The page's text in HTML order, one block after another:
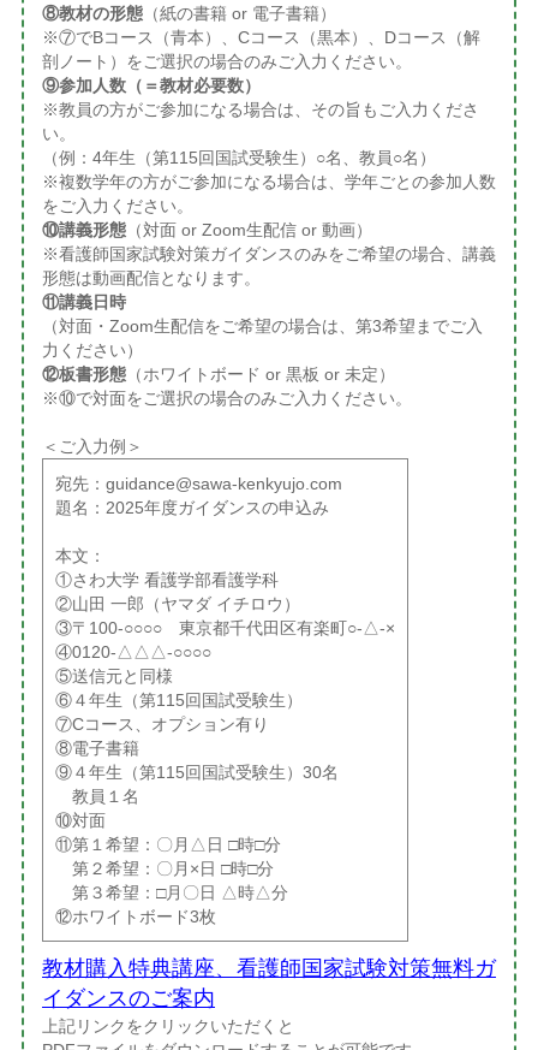
⑧教材の形態 （紙の書籍 or 電子書籍）
※⑦でBコース（青本）、Cコース（黒本）、Dコース（解
剖ノート）をご選択の場合のみご入力ください。
⑨参加人数（＝教材必要数）
※教員の方がご参加になる場合は、その旨もご入力くださ
い。
（例：4年生（第115回国試受験生）○名、教員○名）
※複数学年の方がご参加になる場合は、学年ごとの参加人数
をご入力ください。
⑩講義形態 （対面 or Zoom生配信 or 動画）
※看護師国家試験対策ガイダンスのみをご希望の場合、講義
形態は動画配信となります。
⑪講義日時
（対面・Zoom生配信をご希望の場合は、第3希望までご入
力ください）
⑫板書形態 （ホワイトボード or 黒板 or 未定）
※⑩で対面をご選択の場合のみご入力ください。
＜ご入力例＞
宛先：guidance@sawa-kenkyujo.com
題名：2025年度ガイダンスの申込み
本文：
①さわ大学 看護学部看護学科
②山田 一郎（ヤマダ イチロウ）
③〒100-○○○○ 東京都千代田区有楽町○-△-×
④0120-△△△-○○○○
⑤送信元と同様
⑥４年生（第115回国試受験生）
⑦Cコース、オプション有り
⑧電子書籍
⑨４年生（第115回国試受験生）30名
教員１名
⑩対面
⑪第１希望：〇月△日 □時□分
第２希望：〇月×日 □時□分
第３希望：□月〇日 △時△分
⑫ホワイトボード3枚
教材購入特典講座、看護師国家試験対策無料ガ
イダンスのご案内
上記リンクをクリックいただくと